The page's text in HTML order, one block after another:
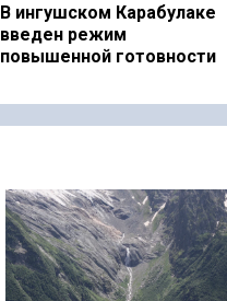
В ингушском Карабулаке
введен режим
повышенной готовности